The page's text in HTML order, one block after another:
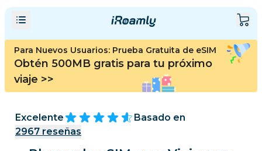
Para Nuevos Usuarios: Prueba Gratuita de eSIM
Obtén 500MB gratis para tu próximo
viaje >>
Excelente
Basado en
2967 reseñas